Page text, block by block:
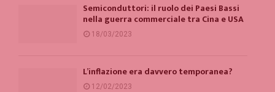
Semiconduttori: il ruolo dei Paesi Bassi
nella guerra commerciale tra Cina e USA
18/03/2023
L’inflazione era davvero temporanea?
12/02/2023